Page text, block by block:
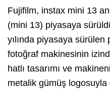
Fujifilm, instax mini 13
(mini 13) piyasaya
yılında piyasaya
fotoğraf makinesinin
hatlı tasarımı ve
metalik gümüş